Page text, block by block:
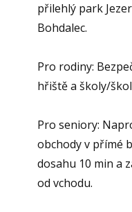
přilehlý park
Bohdalec.
Pro rodiny:
hřiště a školy/
Pro seniory:
obchody v přímé
dosahu 10 min a
od vchodu.